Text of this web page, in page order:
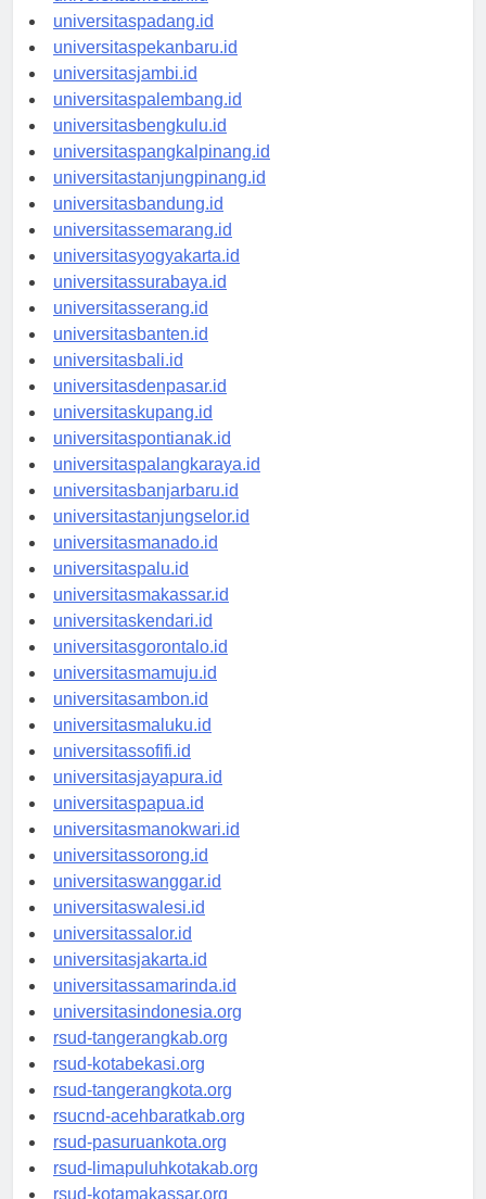
universitasmedan.id
universitaspadang.id
universitaspekanbaru.id
universitasjambi.id
universitaspalembang.id
universitasbengkulu.id
universitaspangkalpinang.id
universitastanjungpinang.id
universitasbandung.id
universitassemarang.id
universitasyogyakarta.id
universitassurabaya.id
universitasserang.id
universitasbanten.id
universitasbali.id
universitasdenpasar.id
universitaskupang.id
universitaspontianak.id
universitaspalangkaraya.id
universitasbanjarbaru.id
universitastanjungselor.id
universitasmanado.id
universitaspalu.id
universitasmakassar.id
universitaskendari.id
universitasgorontalo.id
universitasmamuju.id
universitasambon.id
universitasmaluku.id
universitassofifi.id
universitasjayapura.id
universitaspapua.id
universitasmanokwari.id
universitassorong.id
universitaswanggar.id
universitaswalesi.id
universitassalor.id
universitasjakarta.id
universitassamarinda.id
universitasindonesia.org
rsud-tangerangkab.org
rsud-kotabekasi.org
rsud-tangerangkota.org
rsucnd-acehbaratkab.org
rsud-pasuruankota.org
rsud-limapuluhkotakab.org